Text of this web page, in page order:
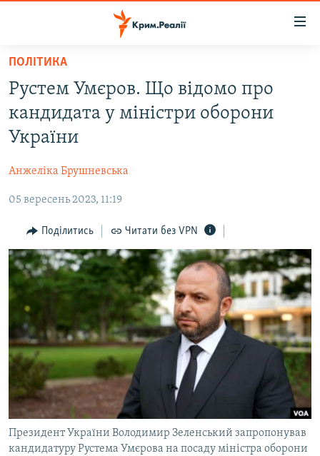
Перейти
основного
матеріалу
Перейти
до
основної
Перейти
пошуку
ВОДА.КРИМ
ВІДЕО ТА ФОТО
БЛОГИ
ПОГЛЯД
ІНТЕРВ'Ю
ВСЕ ЗА ДЕНЬ
СПЕЦПРОЕКТИ
ДЕПОРТАЦІЯ
ВІДЕОУРОКИ «ELIFBE»
СВІДЧЕННЯ ОКУПАЦІЇ
УКРАЇНСЬКА ПРОБЛЕМА КРИМУ
ІНФОГРАФІКА
ЯК ОБІЙТИ БЛОКУВАННЯ
Русский
Qırımtatar
ДОЛУЧАЙСЯ!
ПОЛІТИКА
Рустем Умєров. Що відомо про
кандидата у міністри оборони
України
Анжеліка Брушневська
05 вересень 2023, 11:19
Поділитись Читати без VPN
Президент України Володимир Зеленський запропонував
кандидатуру Рустема Умєрова на посаду міністра оборони